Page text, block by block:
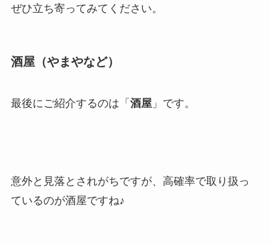
ぜひ立ち寄ってみてください。
酒屋（やまやなど）
最後にご紹介するのは「 酒屋」です。
意外と見落とされがちですが、高確率で取り扱っ
ているのが酒屋ですね♪